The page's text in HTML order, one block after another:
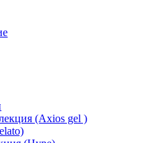
(Axios gel )